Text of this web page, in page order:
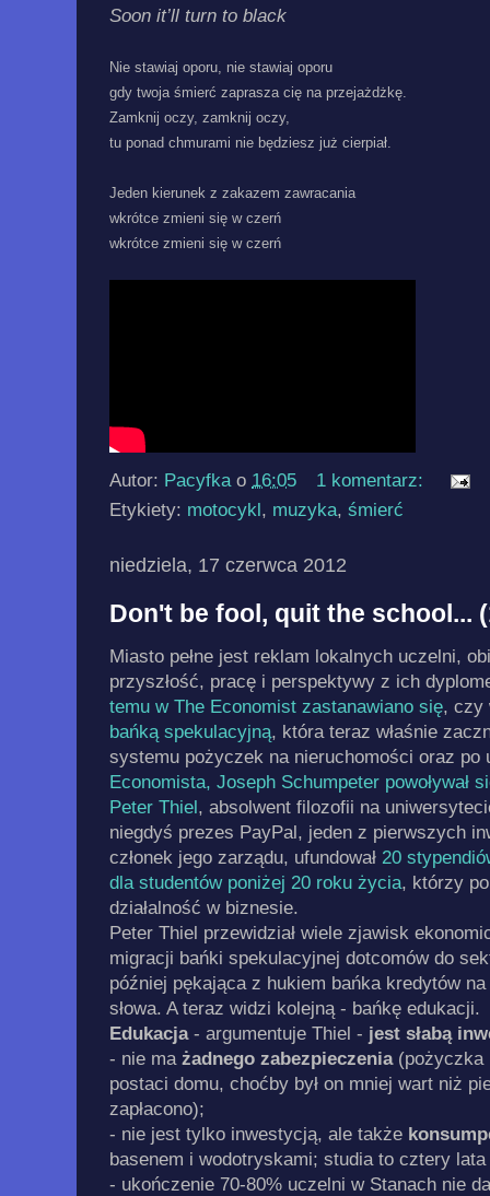
Soon it’ll turn to black
Nie stawiaj oporu, nie stawiaj oporu
gdy twoja śmierć zaprasza cię na przejażdżkę.
Zamknij oczy, zamknij oczy,
tu ponad chmurami nie będziesz już cierpiał.
Jeden kierunek z zakazem zawracania
wkrótce zmieni się w czerń
wkrótce zmieni się w czerń
Autor: Pacyfka o 16:05
1 komentarz:
Etykiety: motocykl, muzyka, śmierć
niedziela, 17 czerwca 2012
Don't be fool, quit the school...
Miasto pełne jest reklam lokalnych uczelni,
przyszłość, pracę i perspektywy z ich
temu w The Economist zastanawiano się, czy
bańką spekulacyjną, która teraz właśnie
systemu pożyczek na nieruchomości oraz po
Economista, Joseph Schumpeter powoływał
Peter Thiel, absolwent filozofii na
niegdyś prezes PayPal, jeden z pierwszych
członek jego zarządu, ufundował 20
dla studentów poniżej 20 roku życia, którzy
działalność w biznesie.
Peter Thiel przewidział wiele zjawisk
migracji bańki spekulacyjnej dotcomów do
później pękająca z hukiem bańka kredytów
słowa. A teraz widzi kolejną - bańkę edukacji.
Edukacja- argumentuje Thiel - jest słabą
- nie mażadnego zabezpieczenia(pożyczka
postaci domu, choćby był on mniej wart niż
zapłacono);
- nie jest tylko inwestycją, ale także
basenem i wodotryskami; studia to cztery
- ukończenie 70-80% uczelni w Stanach nie